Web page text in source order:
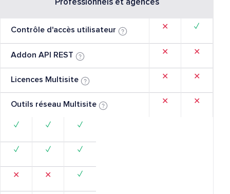
Professionnels et agences
Contrôle d'accès utilisateur
Addon API REST
Licences Multisite
Outils réseau Multisite
✕
✕
✕
✕
✓
✕
✕
✕
✓
✓
✕
✓
✓
✕
✓
✓
✓